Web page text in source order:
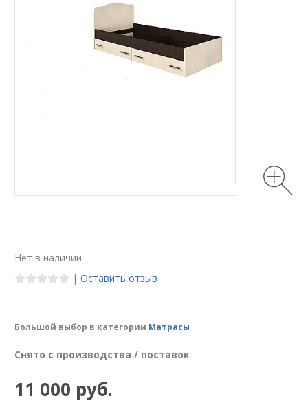
Нет в наличии
| Оставить отзыв
Большой выбор в категории Матрасы
Снято с производства / поставок
11 000 руб.